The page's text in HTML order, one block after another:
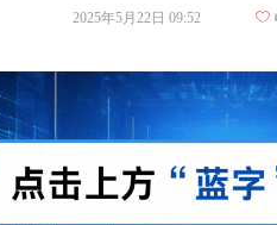
2025年5月22日 09:52 ꄀ